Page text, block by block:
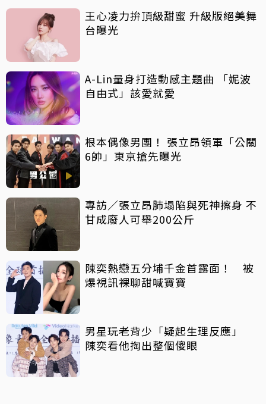
王心凌力拚頂級甜蜜 升級版絕美舞
台曝光
A-Lin量身打造動感主題曲 「妮波
自由式」該愛就愛
根本偶像男團！ 張立昂領軍「公關
6帥」東京搶先曝光
專訪／張立昂肺塌陷與死神擦身 不
甘成廢人可舉200公斤
陳奕熱戀五分埔千金首露面！ 被
爆視訊裸聊甜喊寶寶
男星玩老背少「疑起生理反應」
陳奕看他掏出整個傻眼